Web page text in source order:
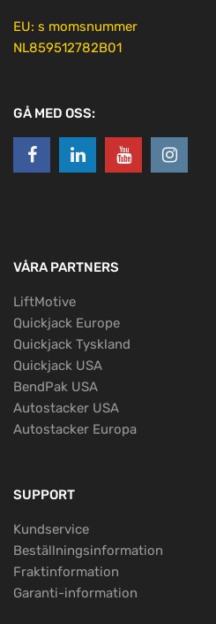
EU: s momsnummer
NL859512782B01
GÅ MED OSS:
VÅRA PARTNERS
LiftMotive
Quickjack Europe
Quickjack Tyskland
Quickjack USA
BendPak USA
Autostacker USA
Autostacker Europa
SUPPORT
Kundservice
Beställningsinformation
Fraktinformation
Garanti-information